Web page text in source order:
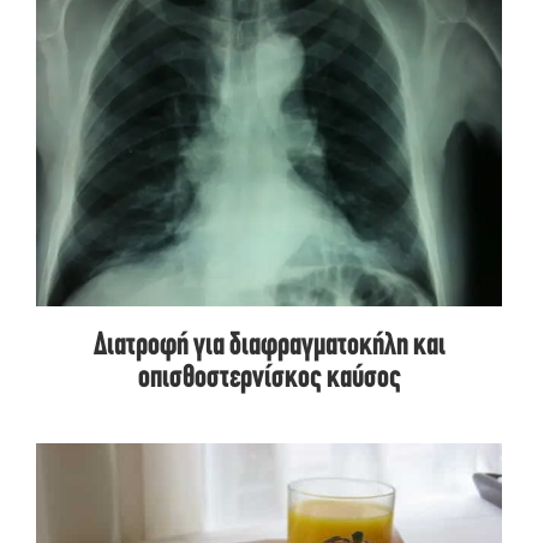
Διατροφή για διαφραγματοκήλη και
οπισθοστερνίσκος καύσος